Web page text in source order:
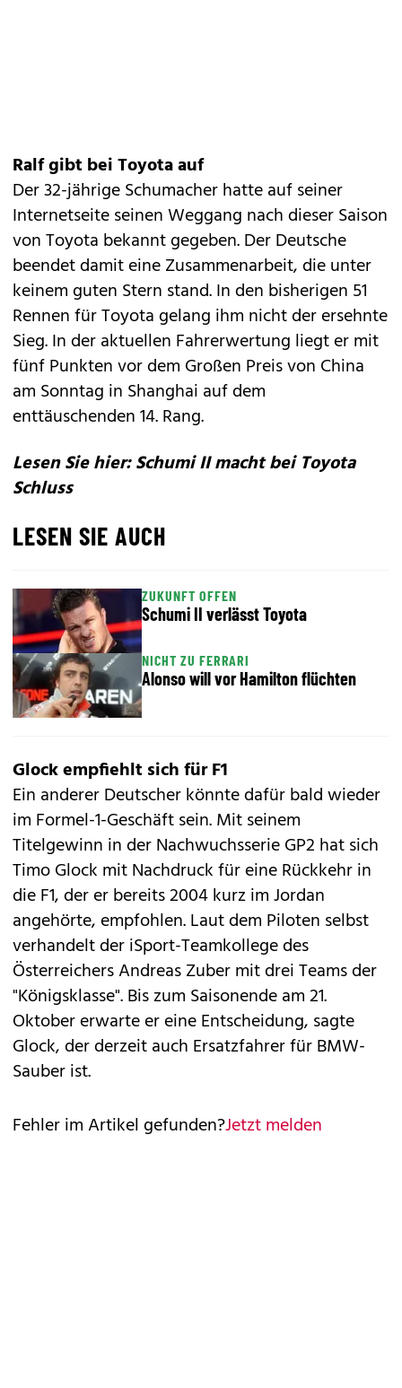
Ralf gibt bei Toyota auf
Der 32-jährige Schumacher hatte auf seiner
Internetseite seinen Weggang nach dieser Saison
von Toyota bekannt gegeben. Der Deutsche
beendet damit eine Zusammenarbeit, die unter
keinem guten Stern stand. In den bisherigen 51
Rennen für Toyota gelang ihm nicht der ersehnte
Sieg. In der aktuellen Fahrerwertung liegt er mit
fünf Punkten vor dem Großen Preis von China
am Sonntag in Shanghai auf dem
enttäuschenden 14. Rang.
Lesen Sie hier: Schumi II macht bei Toyota
Schluss
LESEN SIE AUCH
ZUKUNFT OFFEN
Schumi II verlässt Toyota
NICHT ZU FERRARI
Alonso will vor Hamilton flüchten
Glock empfiehlt sich für F1
Ein anderer Deutscher könnte dafür bald wieder
im Formel-1-Geschäft sein. Mit seinem
Titelgewinn in der Nachwuchsserie GP2 hat sich
Timo Glock mit Nachdruck für eine Rückkehr in
die F1, der er bereits 2004 kurz im Jordan
angehörte, empfohlen. Laut dem Piloten selbst
verhandelt der iSport-Teamkollege des
Österreichers Andreas Zuber mit drei Teams der
"Königsklasse". Bis zum Saisonende am 21.
Oktober erwarte er eine Entscheidung, sagte
Glock, der derzeit auch Ersatzfahrer für BMW-
Sauber ist.
Fehler im Artikel gefunden?Jetzt melden